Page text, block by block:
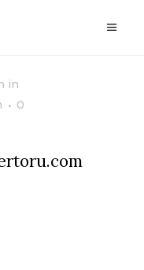
in
0